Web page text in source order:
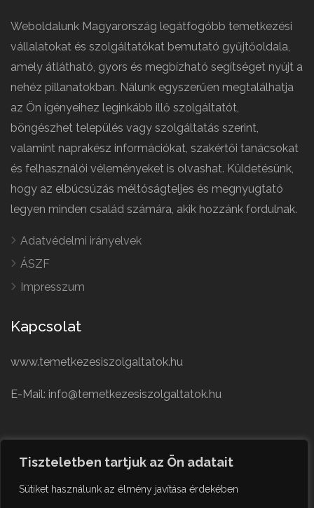
Tiszteletben tartjuk az Ön adatait
Sütiket használunk az élmény javítása érdekében
Weboldalunk Magyarország legátfogóbb temetkezési
vállalatokat és szolgáltatókat bemutató gyűjtőoldala,
amely átlátható, gyors és megbízható segítséget nyújt a
nehéz pillanatokban. Nálunk egyszerűen megtalálhatja
az Ön igényeihez leginkább illő szolgáltatót,
böngészhet település vagy szolgáltatás szerint,
valamint naprakész információkat, szakértői tanácsokat
és felhasználói véleményeket is olvashat. Küldetésünk,
hogy az elbúcsúzás méltóságteljes és megnyugtató
legyen minden család számára, akik hozzánk fordulnak.
Adatvédelmi irányelvek
ÁSZF
Impresszum
Kapcsolat
www.temetkezesiszolgaltatok.hu
E-Mail: info@temetkezesiszolgaltatok.hu
Czech
German